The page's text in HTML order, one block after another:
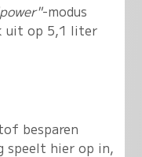
-modus
uit op 5,1 liter
besparen
speelt hier op in,